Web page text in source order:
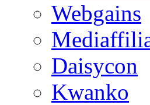
Webgains
Daisycon
Kwanko